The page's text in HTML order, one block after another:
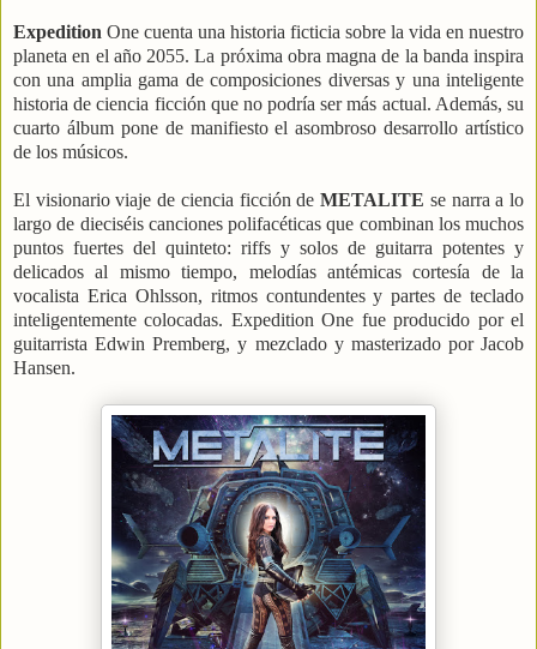
Expedition One cuenta una historia ficticia sobre la vida en nuestro
planeta en el año 2055. La próxima obra magna de la banda inspira
con una amplia gama de composiciones diversas y una inteligente
historia de ciencia ficción que no podría ser más actual. Además, su
cuarto álbum pone de manifiesto el asombroso desarrollo artístico
de los músicos.
El visionario viaje de ciencia ficción deMETALITE se narra a lo
largo de dieciséis canciones polifacéticas que combinan los muchos
puntos fuertes del quinteto: riffs y solos de guitarra potentes y
delicados al mismo tiempo, melodías antémicas cortesía de la
vocalista Erica Ohlsson, ritmos contundentes y partes de teclado
inteligentemente colocadas. Expedition One fue producido por el
guitarrista Edwin Premberg, y mezclado y masterizado por Jacob
Hansen.